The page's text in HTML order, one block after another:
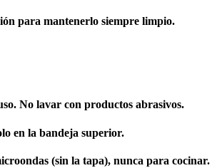
para mantenerlo siempre limpio.
No lavar con productos abrasivos.
en la bandeja superior.
(sin la tapa), nunca para cocinar.